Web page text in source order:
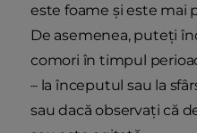
este foame și este mai
De asemenea, puteți
comori în timpul
– la începutul sau la
sau dacă observați că